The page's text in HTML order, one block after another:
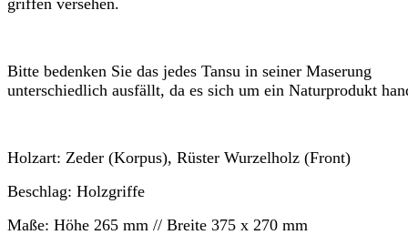
griffen versehen.
Bitte bedenken Sie das jedes Tansu in seiner Maserung
unterschiedlich ausfällt, da es sich um ein Naturprodukt
Holzart: Zeder (Korpus), Rüster Wurzelholz (Front)
Beschlag: Holzgriffe
Maße: Höhe 265 mm // Breite 375 x 270 mm